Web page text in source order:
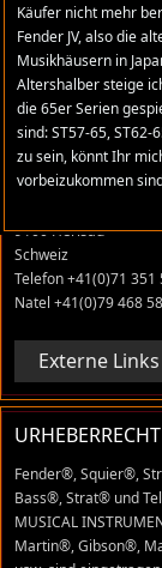
ADRESSE
stratomaniac.com
René Grüter
9100 Herisau
Schweiz
Telefon +41(0)71 351
Natel +41(0)79 468
Externe Links
Fender®, Squier®,
Bass®, Strat® und
MUSICAL
Martin®, Gibson®,
Käufer nicht mehr
Fender JV, also die
Musikhäusern in
Altershalber steige
die 65er Serien
sind: ST57-65,
zu sein, könnt Ihr
vorbeizukommen